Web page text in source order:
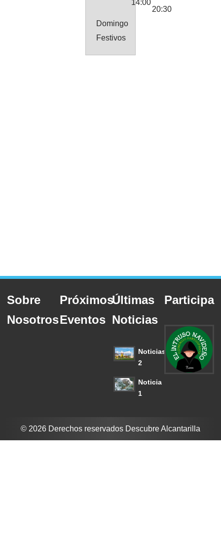
14:00
20:30
Domingo
Festivos
Sobre
Nosotros
Próximos
Eventos
Últimas
Noticias
Noticias
2
Noticia
1
Participa
© 2026 Derechos reservados Descubre Alcantarilla